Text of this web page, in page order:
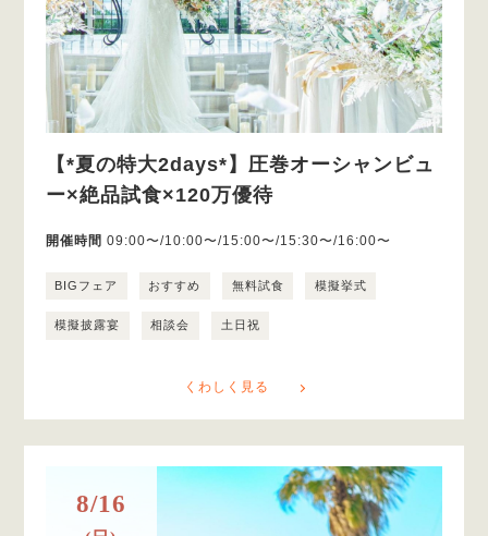
【*夏の特大2days*】圧巻オーシャンビュ
ー×絶品試食×120万優待
開催時間 09:00〜/10:00〜/15:00〜/15:30〜/16:00〜
BIGフェア おすすめ 無料試食 模擬挙式
模擬披露宴 相談会 土日祝
くわしく見る
8/16